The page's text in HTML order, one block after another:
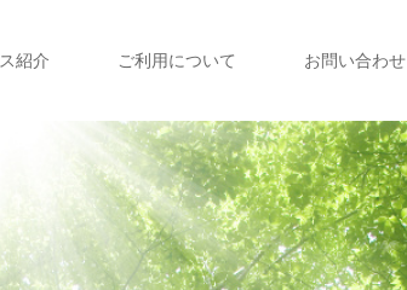
紹介 ご利用について お問い合わせ